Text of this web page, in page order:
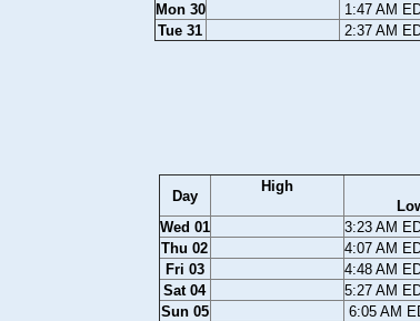
Mon 30
1:47 AM
Tue 31
2:37 AM
Day
High
Wed 01
3:23 AM
Thu 02
4:07 AM
Fri 03
4:48 AM
Sat 04
5:27 AM
Sun 05
6:05 AM